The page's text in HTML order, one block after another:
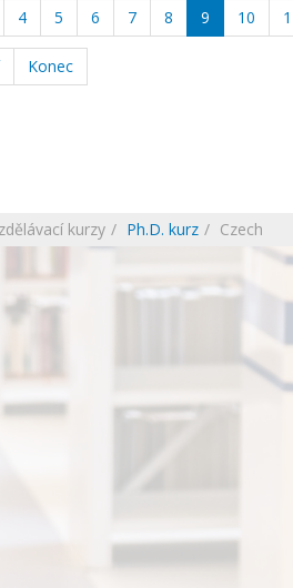
4 5 6 7 8 9 10
Konec
kurzy Ph.D. kurz Czech